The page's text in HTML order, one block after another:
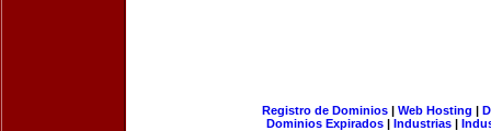
Registro de Dominios| Web Hosting |
Dominios Expirados | Industrias |